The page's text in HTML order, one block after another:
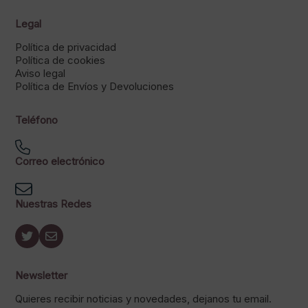
Legal
Política de privacidad
Política de cookies
Aviso legal
Política de Envíos y Devoluciones
Teléfono
Correo electrónico
Nuestras Redes
Newsletter
Quieres recibir noticias y novedades, dejanos tu email.